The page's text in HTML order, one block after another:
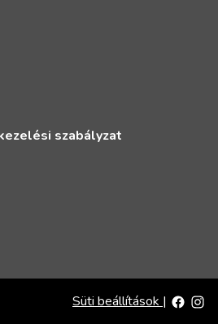
szabályzat
Süti beállítások |